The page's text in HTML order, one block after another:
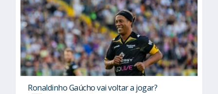
Ronaldinho Gaúcho vai voltar a jogar?